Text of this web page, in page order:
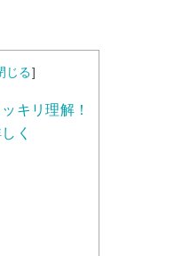
じる]
キリ理解！
く